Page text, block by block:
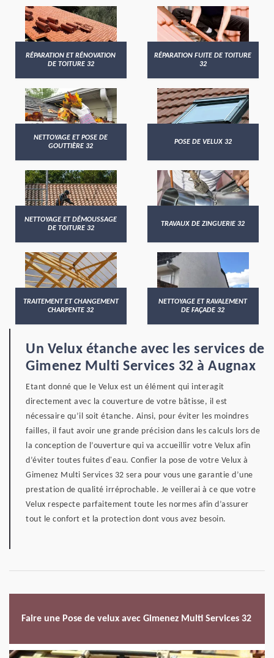
RÉPARATION ET RÉNOVATION
DE TOITURE 32
RÉPARATION FUITE DE TOITURE
32
NETTOYAGE ET POSE DE
GOUTTIÈRE 32
POSE DE VELUX 32
NETTOYAGE ET DÉMOUSSAGE
DE TOITURE 32
TRAVAUX DE ZINGUERIE 32
TRAITEMENT ET CHANGEMENT
CHARPENTE 32
NETTOYAGE ET RAVALEMENT
DE FAÇADE 32
Un Velux étanche avec les services de
Gimenez Multi Services 32 à Augnax
Etant donné que le Velux est un élément qui interagit
directement avec la couverture de votre bâtisse, il est
nécessaire qu’il soit étanche. Ainsi, pour éviter les moindres
failles, il faut avoir une grande précision dans les calculs lors de
la conception de l’ouverture qui va accueillir votre Velux afin
d’éviter toutes fuites d'eau. Confier la pose de votre Velux à
Gimenez Multi Services 32 sera pour vous une garantie d’une
prestation de qualité irréprochable. Je veillerai à ce que votre
Velux respecte parfaitement toute les normes afin d’assurer
tout le confort et la protection dont vous avez besoin.
Faire une Pose de velux avec Gimenez Multi Services 32